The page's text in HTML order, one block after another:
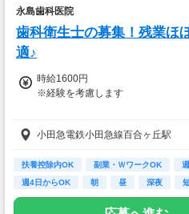
◇400万～
【交通費】
永島歯科医院
歯科衛生士の募集！残業ほ
適♪
時給1600円
※経験を考慮します
【交通費】
全額支給
小田急電鉄小田急線百合ヶ丘駅
扶養控除内OK 副業・ＷワークOK
週4日からOK
朝 昼 深夜